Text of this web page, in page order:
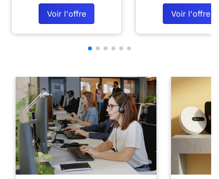
Voir l'offre Voir l'offre